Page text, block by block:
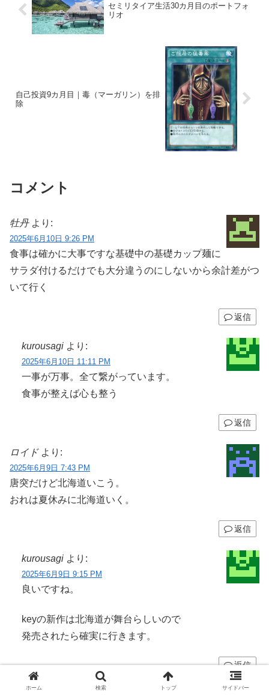
セミリタイア生活30カ月目のポートフォ
リオ
自己投資9カ月目｜毒（マーガリン）を排
除
コメント
牡丹 より:
2025年6月10日 9:26 PM
食事は確かに大事ですな基礎中の基礎カップ麺に
サラダ付けるだけでも大分違うのにしないから余計差がつ
いて行く
返信
kurousagi より:
2025年6月10日 11:11 PM
一事が万事。全て繋がっています。
食事が整えば心も整う
返信
ロイド より:
2025年6月9日 7:43 PM
唐突だけど北海道いこう。
おれは夏休みに北海道いく。
返信
kurousagi より:
2025年6月9日 9:15 PM
良いですね。
keyの新作は北海道が舞台らしいので
発売されたら確実に行きます。
返信
ホーム 検索 トップ サイドバー